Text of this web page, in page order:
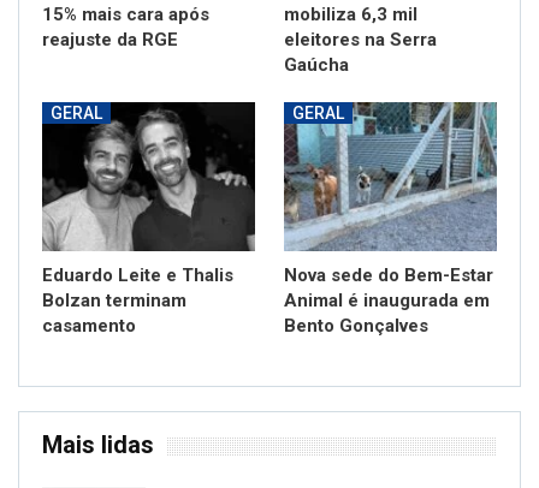
15% mais cara após
reajuste da RGE
mobiliza 6,3 mil
eleitores na Serra
Gaúcha
GERAL
Eduardo Leite e Thalis
Bolzan terminam
casamento
GERAL
Nova sede do Bem-Estar
Animal é inaugurada em
Bento Gonçalves
Mais lidas